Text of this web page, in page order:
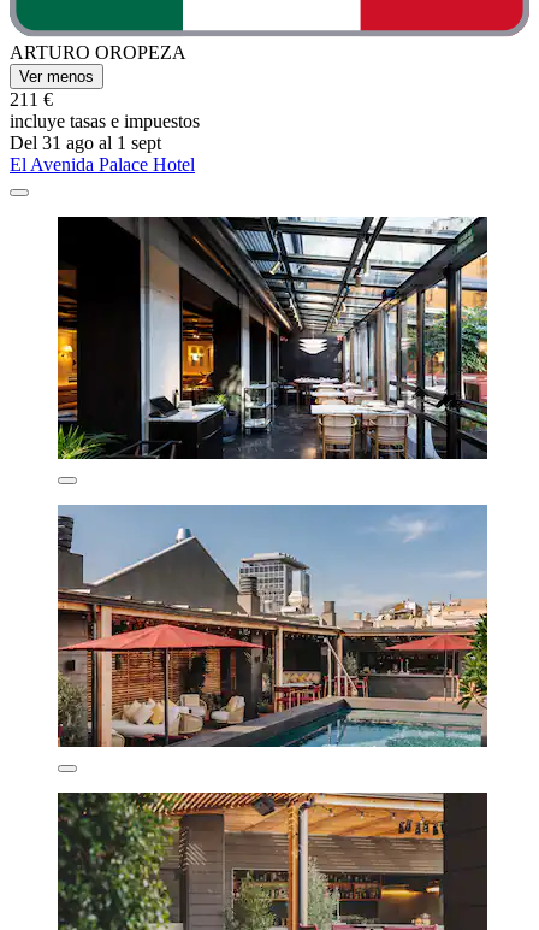
ARTURO OROPEZA
Ver menos
211 €
incluye tasas e impuestos
Del 31 ago al 1 sept
El Avenida Palace Hotel